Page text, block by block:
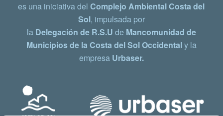
es una iniciativa delComplejo Ambiental Costa del
Sol, impulsada por
la Delegación de R.S.U de Mancomunidad de
Municipios de la Costa del Sol Occidentaly la
empresa Urbaser.